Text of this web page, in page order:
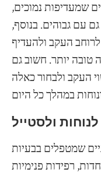
שמעדיפות נמוכים,
עם גבוהים. בנוסף,
לרוחב העקב ולהעדיף
טובה יותר. חשוב גם
העקב ולבחור כאלה
ולסטייל
שמטפלים בבעיות
רפידות פנימיות